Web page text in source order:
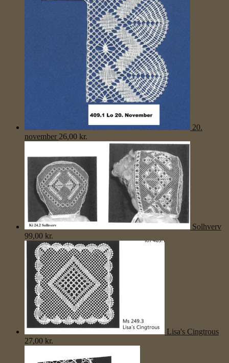
20.
november 26,00 kr.
Solhverv
99,00 kr.
Lisa's Cingtrous
27,00 kr.